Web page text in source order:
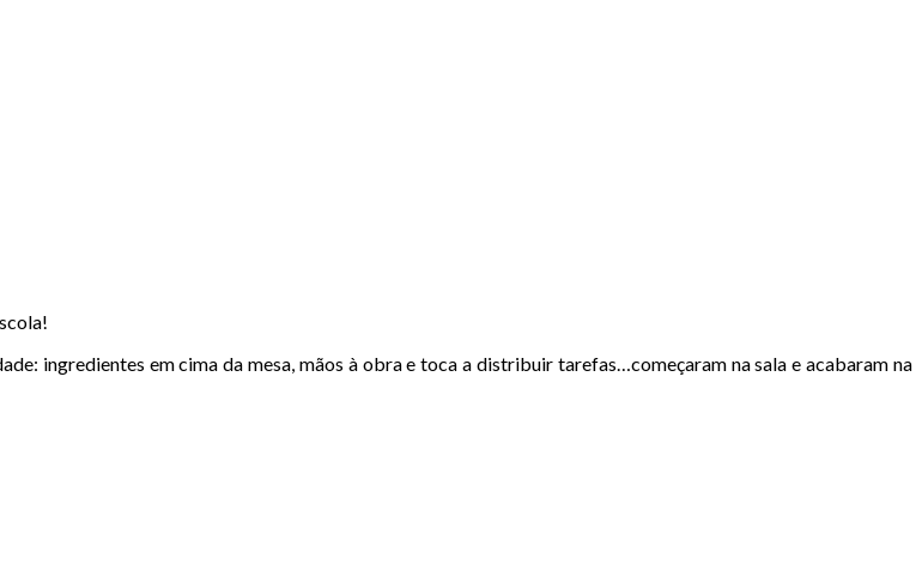
ingredientes em cima da mesa, mãos à obra e toca a distribuir tarefas…começaram na sala e acabaram na